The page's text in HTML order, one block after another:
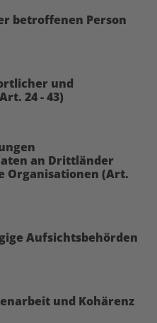
betroffenen Person
und
24 - 43)
an Drittländer
Organisationen (Art.
Aufsichtsbehörden
und Kohärenz